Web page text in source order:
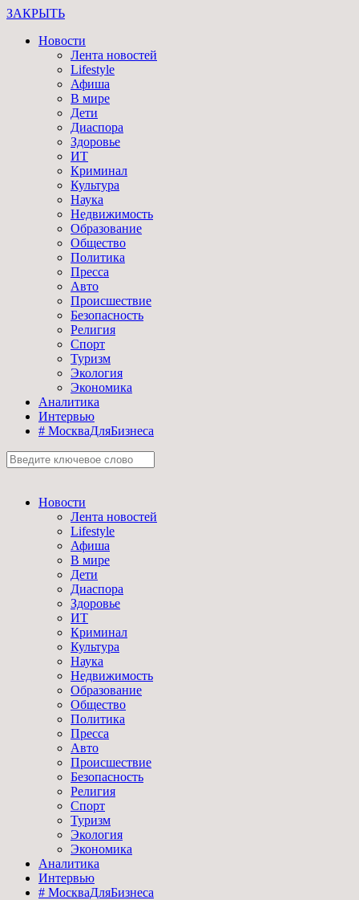
ЗАКРЫТЬ
Новости
Лента новостей
Lifestyle
Афиша
В мире
Дети
Диаспора
Здоровье
ИТ
Криминал
Культура
Наука
Недвижимость
Образование
Общество
Политика
Пресса
Авто
Происшествие
Безопасность
Религия
Спорт
Туризм
Экология
Экономика
Аналитика
Интервью
# МоскваДляБизнеса
Новости
Лента новостей
Lifestyle
Афиша
В мире
Дети
Диаспора
Здоровье
ИТ
Криминал
Культура
Наука
Недвижимость
Образование
Общество
Политика
Пресса
Авто
Происшествие
Безопасность
Религия
Спорт
Туризм
Экология
Экономика
Аналитика
Интервью
# МоскваДляБизнеса